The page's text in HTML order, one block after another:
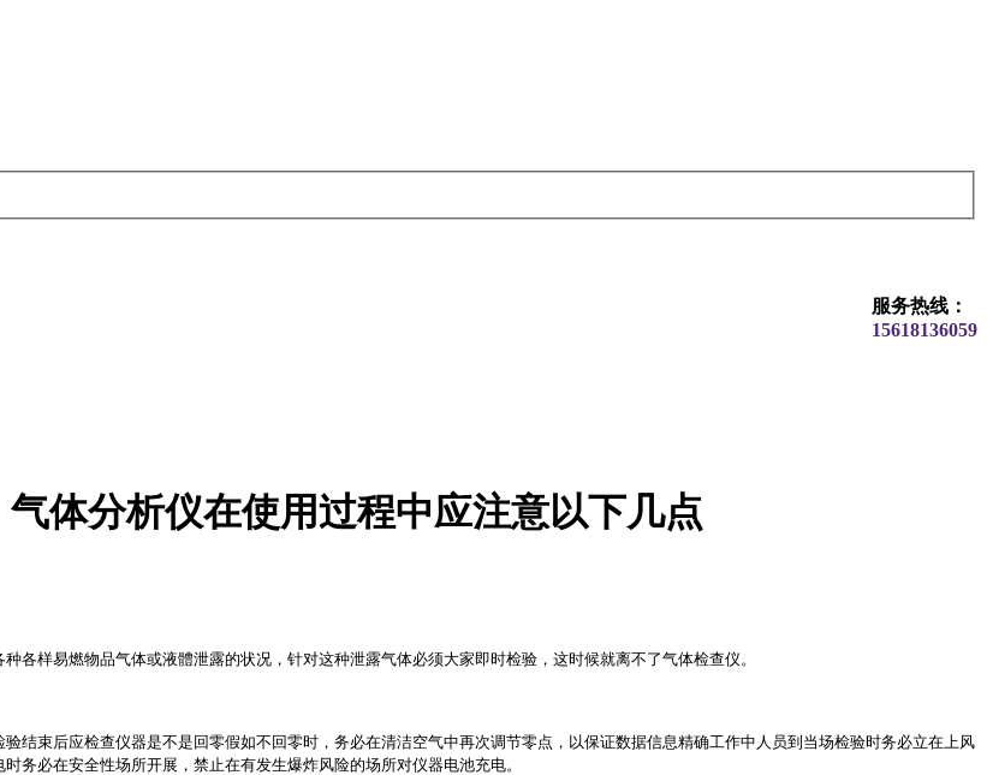
服务热线：
15618136059
气体分析仪在使用过程中应注意以下几点
样易燃物品气体或液體泄露的状况，针对这种泄露气体必须大家即时检验，这时候就离不了气体检查仪。
束后应检查仪器是不是回零假如不回零时，务必在清洁空气中再次调节零点，以保证数据信息精确工作中人员到当场检验时务必立在上风
务必在安全性场所开展，禁止在有发生爆炸风险的场所对仪器电池充电。